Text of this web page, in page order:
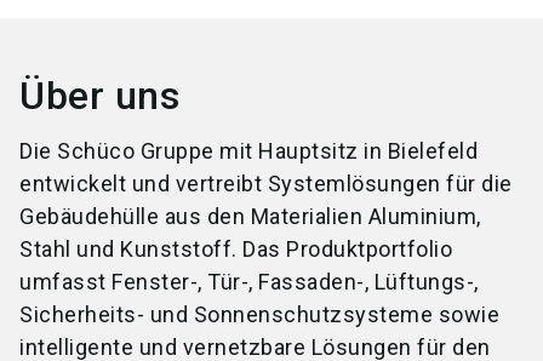
Über uns
Die Schüco Gruppe mit Hauptsitz in Bielefeld
entwickelt und vertreibt Systemlösungen für die
Gebäudehülle aus den Materialien Aluminium,
Stahl und Kunststoff. Das Produktportfolio
umfasst Fenster-, Tür-, Fassaden-, Lüftungs-,
Sicherheits- und Sonnenschutzsysteme sowie
intelligente und vernetzbare Lösungen für den